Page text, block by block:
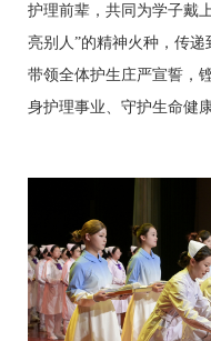
护理前辈，共同为学子戴
亮别人”的精神火种，传
带领全体护生庄严宣誓，
身护理事业、守护生命健